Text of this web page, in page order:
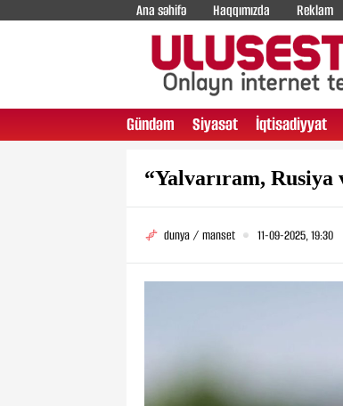
Ana səhifə Haqqımızda Reklam
Gündəm Siyasət İqtisadiyyat
“Yalvarıram, Rusiya
dunya / manset 11-09-2025, 19:30